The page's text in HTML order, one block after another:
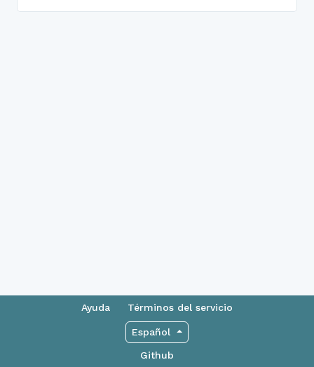
Ayuda Términos del servicio
Español
Github